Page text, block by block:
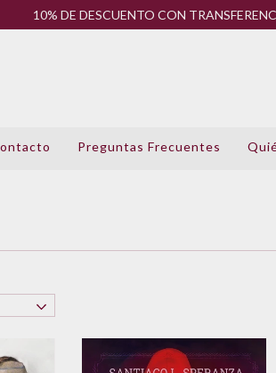
10% DE DESCUENTO CON
Preguntas Frecuentes